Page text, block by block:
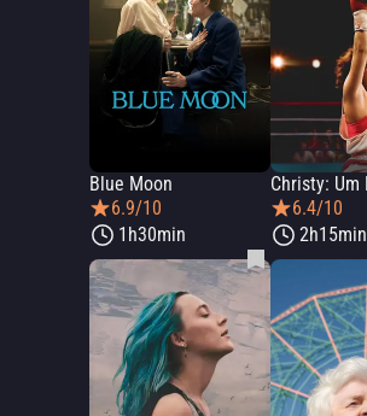
Blue Moon
6.9/10
1h30min
6.4/10
2h15min